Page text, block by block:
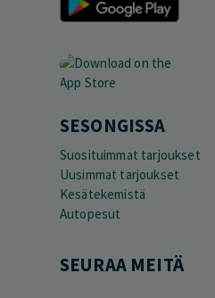
SESONGISSA
Suosituimmat tarjoukset
Uusimmat tarjoukset
Kesätekemistä
Autopesut
SEURAA MEITÄ